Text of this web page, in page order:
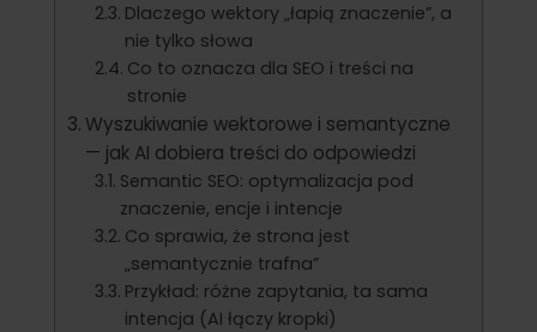
Dlaczego wektory „łapią znaczenie”, a
nie tylko słowa
Co to oznacza dla SEO i treści na
stronie
Wyszukiwanie wektorowe i semantyczne
— jak AI dobiera treści do odpowiedzi
Semantic SEO: optymalizacja pod
znaczenie, encje i intencje
Co sprawia, że strona jest
„semantycznie trafna”
Przykład: różne zapytania, ta sama
intencja (AI łączy kropki)